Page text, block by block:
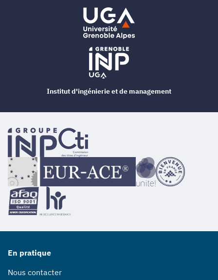
En pratique
Nous contacter
Institut d'ingénierie et de management